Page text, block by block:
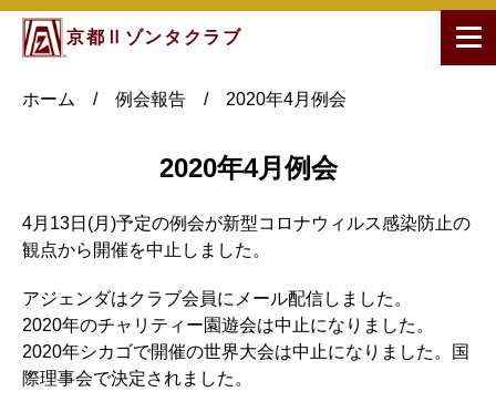
京都Ⅱゾンタクラブ
ホーム / 例会報告 / 2020年4月例会
2020年4月例会
4月13日(月)予定の例会が新型コロナウィルス感染防止の
観点から開催を中止しました。
アジェンダはクラブ会員にメール配信しました。
2020年のチャリティー園遊会は中止になりました。
2020年シカゴで開催の世界大会は中止になりました。国
際理事会で決定されました。